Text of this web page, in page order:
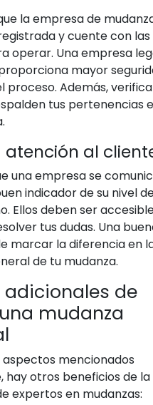
la empresa de
y cuente con las
operar. Una empresa
mayor
proceso. Además,
tus pertenencias
atención al
una empresa se
indicador de su nivel
Ellos deben ser
tus dudas. Una
marcar la diferencia en
de tu mudanza.
adicionales de
mudanza
aspectos mencionados
otros beneficios de la
expertos en mudanzas: